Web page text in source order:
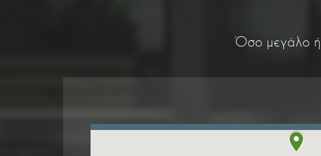
Όσο μεγάλο ή